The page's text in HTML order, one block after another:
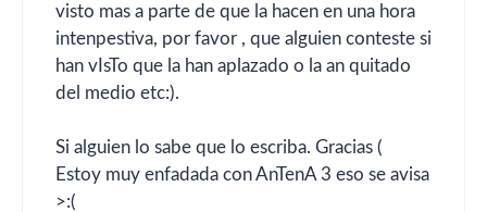
visto mas a parte de que la hacen en una hora
intenpestiva, por favor , que alguien conteste si
han vIsTo que la han aplazado o la an quitado
del medio etc:).
Si alguien lo sabe que lo escriba. Gracias (
Estoy muy enfadada con AnTenA 3 eso se avisa
>:(